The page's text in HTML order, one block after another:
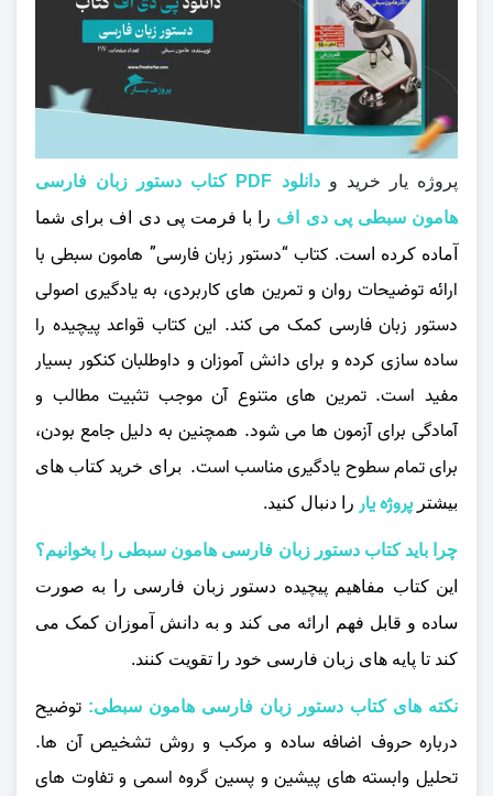
پروژه یار خرید و
دانلود PDF کتاب دستور زبان فارسی
هامون سبطی پی دی اف را با فرمت پی دی اف برای شما
آماده کرده است. کتاب “دستور زبان فارسی” هامون سبطی با
ارائه توضیحات روان و تمرین‌ های کاربردی، به یادگیری اصولی
دستور زبان فارسی کمک می‌ کند. این کتاب قواعد پیچیده را
ساده‌ سازی کرده و برای دانش‌ آموزان و داوطلبان کنکور بسیار
مفید است. تمرین‌ های متنوع آن موجب تثبیت مطالب و
آمادگی برای آزمون‌ ها می‌ شود. همچنین به دلیل جامع بودن،
برای تمام سطوح یادگیری مناسب است. برای خرید کتاب های
بیشتر پروژه یار را دنبال کنید.
چرا باید کتاب دستور زبان فارسی هامون سبطی را بخوانیم؟
این کتاب مفاهیم پیچیده دستور زبان فارسی را به صورت
ساده و قابل فهم ارائه می‌ کند و به دانش‌ آموزان کمک می‌
کند تا پایه‌ های زبان فارسی خود را تقویت کنند.
نکته های کتاب دستور زبان فارسی هامون سبطی: توضیح
درباره حروف اضافه ساده و مرکب و روش تشخیص آن‌ ها.
تحلیل وابسته‌ های پیشین و پسین گروه اسمی و تفاوت‌ های